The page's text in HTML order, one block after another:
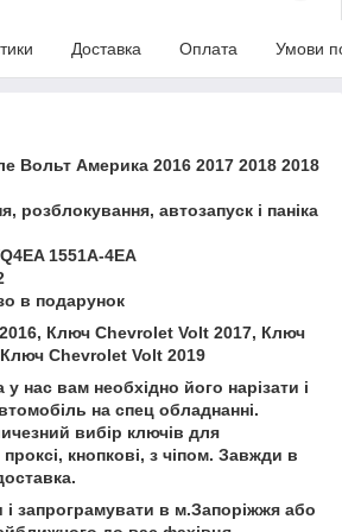
Доставка Оплата Умови
Вольт Америка 2016 2017 2018 2018
розблокування, автозапуск і паніка
1551A-4EA
в подарунок
Ключ Chevrolet Volt 2017, Ключ
Chevrolet Volt 2019
нас вам необхідно його нарізати і
на спец обладнанні.
вибір ключів для
кнопкові, з чіпом. Завжди в
запрограмувати в м.Запоріжжя або